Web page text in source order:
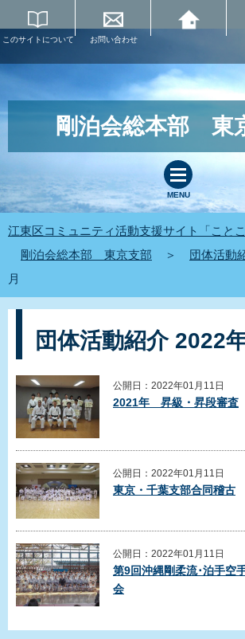
このサイトについて お問い合わせ
剛泊会総本部 東
MENU
江東区コミュニティ活動支援サイト「こと
剛泊会総本部 東京支部
＞ 団体活動
月
団体活動紹介 2022
公開日：2022年01月11日
2021年 昇級・昇段審査
公開日：2022年01月11日
東京・千葉支部合同稽古
公開日：2022年01月11日
第9回沖縄剛柔流･泊手空
会